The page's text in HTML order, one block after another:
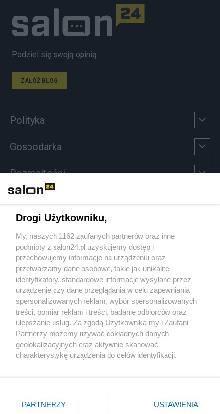
Podziel się swoją opinią
ZAŁÓŻ BLOG
Polityka
Gospodarka
Rozmaitości
Sport
Społeczeństwo
Kultura
X Facebook Instagram Youtube
Drogi Użytkowniku,
My, naszych 1162 zaufanych partnerów oraz inne
podmioty z salon24.pl uzyskujemy dostęp i
przechowujemy informacje na urządzeniu oraz
przetwarzamy dane osobowe, takie jak unikalne
identyfikatory, standardowe informacje wysyłane przez
urządzenie czy dane przeglądania w celu zapewniania
spersonalizowanych reklam, wybór spersonalizowanych
treści, pomiar reklam i treści, badanie odbiorców oraz
ulepszanie usług. Za zgodą Użytkownika my i Zaufani
Partnerzy możemy używać dokładnych danych
geolokalizacyjnych oraz aktywnie skanować
charakterystykę urządzenia do celów identyfikacji.
zmienić/wycofać klikając przycisk ustawień prywatności
znajdujący się w lewym dolnym rogu strony
PARTNERZY USTAWIENIA